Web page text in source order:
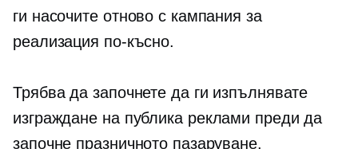
ги насочите отново с кампания за
реализация по-късно.
Трябва да започнете да ги изпълнявате
изграждане на публикареклами преди да
започне празничното пазаруване.